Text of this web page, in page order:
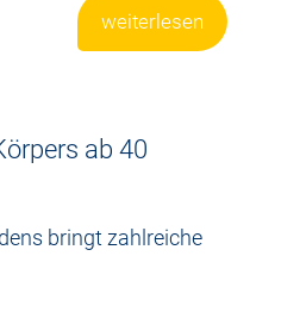
weiterlesen
ab 40
bringt zahlreiche